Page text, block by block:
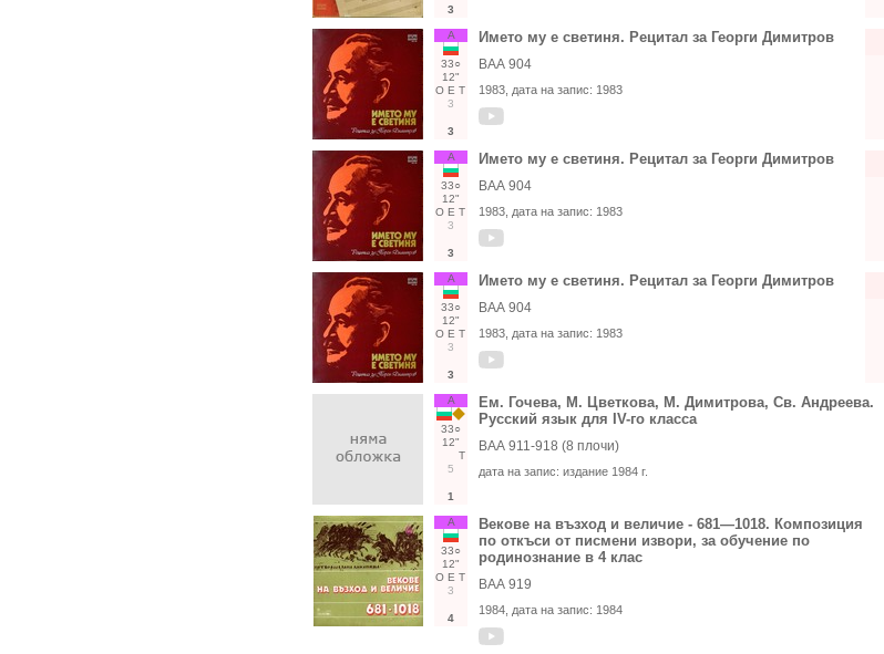
3
А
33○
12"
О Е Т
3
3
Името му е светиня. Рецитал за Георги Димитров
ВАА 904
1983 , дата на запис: 1983
А
33○
12"
О Е Т
3
3
Името му е светиня. Рецитал за Георги Димитров
ВАА 904
1983 , дата на запис: 1983
А
33○
12"
О Е Т
3
3
Името му е светиня. Рецитал за Георги Димитров
ВАА 904
1983 , дата на запис: 1983
А
33○
12"
Т
5
1
Ем. Гочева, М. Цветкова, М. Димитрова, Св. Андреева.
Русский язык для IV-го класса
ВАА 911-918 (8 плочи)
дата на запис: издание 1984 г.
А
33○
12"
О Е Т
3
4
Векове на възход и величие - 681—1018. Композиция
по откъси от писмени извори, за обучение по
родинознание в 4 клас
ВАА 919
1984 , дата на запис: 1984